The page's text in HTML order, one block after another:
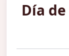
Día